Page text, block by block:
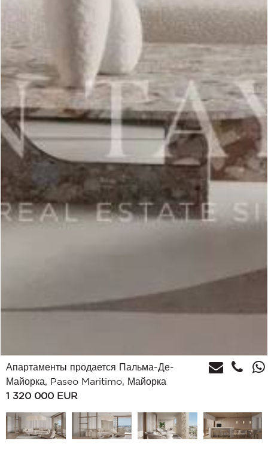
Апартаменты продается Пальма-Де-
Майорка, Paseo Maritimo, Майорка
1 320 000 EUR